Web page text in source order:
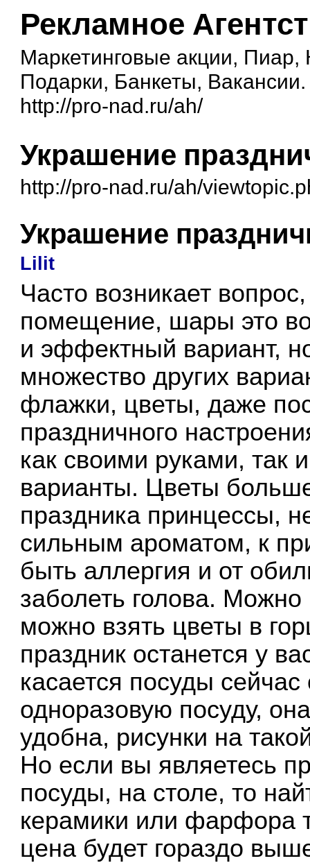
Рекламное
Маркетинговые акции,
Подарки, Банкеты, Вакансии.
http://pro-nad.ru/ah/
Украшение
http://pro-nad.ru/ah/
Украшение
Lilit
Часто возникает
помещение, шары это
и эффектный вариант,
множество других
флажки, цветы, даже
праздничного
как своими руками, так
варианты. Цветы
праздника принцессы,
сильным ароматом, к
быть аллергия и от
заболеть голова.
можно взять цветы в
праздник останется у
касается посуды
одноразовую посуду,
удобна, рисунки на
Но если вы являетесь
посуды, на столе, то
керамики или фарфора
цена будет гораздо